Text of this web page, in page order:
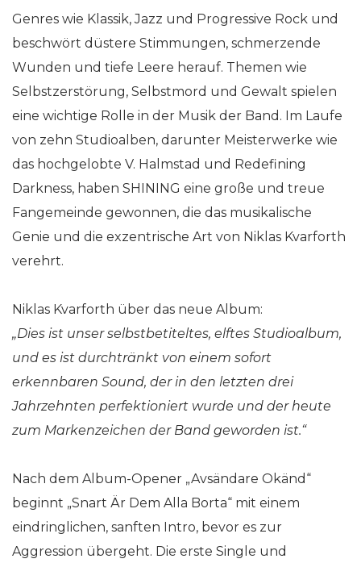
Genres wie Klassik, Jazz und Progressive Rock und
beschwört düstere Stimmungen, schmerzende
Wunden und tiefe Leere herauf. Themen wie
Selbstzerstörung, Selbstmord und Gewalt spielen
eine wichtige Rolle in der Musik der Band. Im Laufe
von zehn Studioalben, darunter Meisterwerke wie
das hochgelobte V. Halmstad und Redefining
Darkness, haben SHINING eine große und treue
Fangemeinde gewonnen, die das musikalische
Genie und die exzentrische Art von Niklas Kvarforth
verehrt.
Niklas Kvarforth über das neue Album:
„Dies ist unser selbstbetiteltes, elftes Studioalbum,
und es ist durchtränkt von einem sofort
erkennbaren Sound, der in den letzten drei
Jahrzehnten perfektioniert wurde und der heute
zum Markenzeichen der Band geworden ist.“
Nach dem Album-Opener „Avsändare Okänd“
beginnt „Snart Är Dem Alla Borta“ mit einem
eindringlichen, sanften Intro, bevor es zur
Aggression übergeht. Die erste Single und